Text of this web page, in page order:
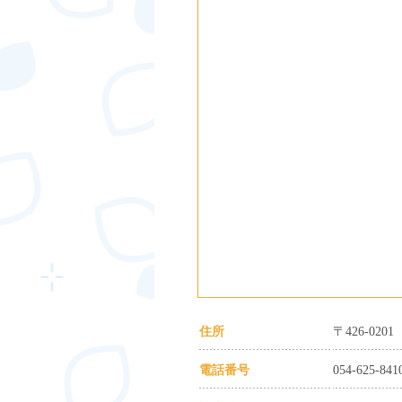
住所 〒426-
電話番号 054-625-